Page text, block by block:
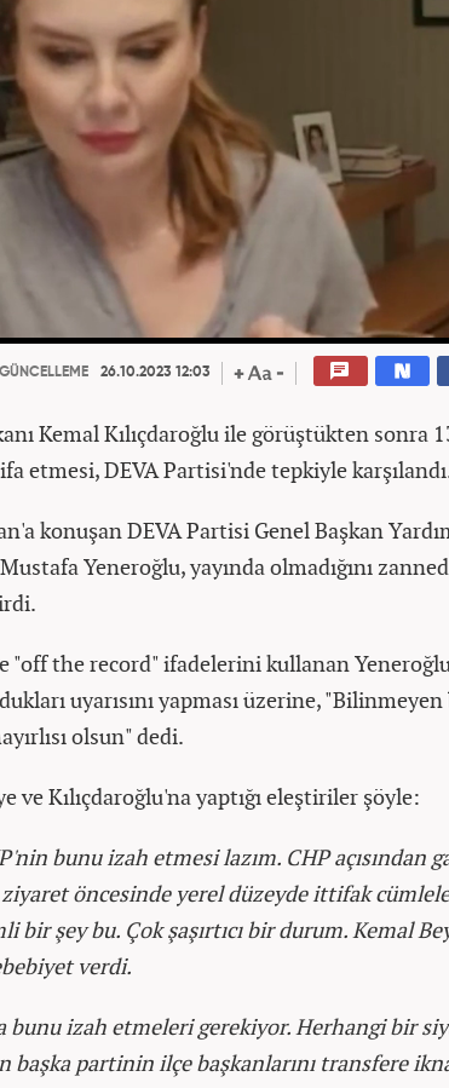
GÜNCELLEME 26.10.2023 12:03
Kemal Kılıçdaroğlu ile görüştükten sonra
etmesi, DEVA Partisi'nde tepkiyle
konuşan DEVA Partisi Genel Başkan
Yeneroğlu, yayında olmadığını
"off the record" ifadelerini kullanan
uyarısını yapması üzerine, "Bilinmeyen
olsun" dedi.
ve Kılıçdaroğlu'na yaptığı eleştiriler şöyle:
bunu izah etmesi lazım. CHP açısından
öncesinde yerel düzeyde ittifak
bir şey bu. Çok şaşırtıcı bir durum. Kemal
verdi.
bunu izah etmeleri gerekiyor. Herhangi bir
başka partinin ilçe başkanlarını transfere